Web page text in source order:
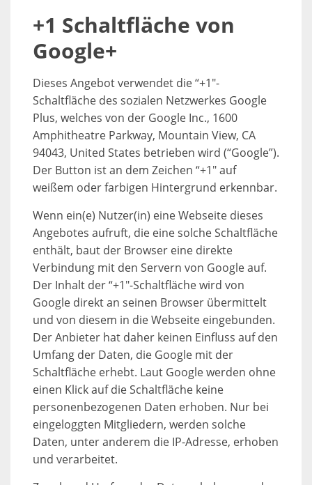
+1 Schaltfläche von
Google+
Dieses Angebot verwendet die “+1″-
Schaltfläche des sozialen Netzwerkes Google
Plus, welches von der Google Inc., 1600
Amphitheatre Parkway, Mountain View, CA
94043, United States betrieben wird (“Google”).
Der Button ist an dem Zeichen “+1″ auf
weißem oder farbigen Hintergrund erkennbar.
Wenn ein(e) Nutzer(in) eine Webseite dieses
Angebotes aufruft, die eine solche Schaltfläche
enthält, baut der Browser eine direkte
Verbindung mit den Servern von Google auf.
Der Inhalt der “+1″-Schaltfläche wird von
Google direkt an seinen Browser übermittelt
und von diesem in die Webseite eingebunden.
Der Anbieter hat daher keinen Einfluss auf den
Umfang der Daten, die Google mit der
Schaltfläche erhebt. Laut Google werden ohne
einen Klick auf die Schaltfläche keine
personenbezogenen Daten erhoben. Nur bei
eingeloggten Mitgliedern, werden solche
Daten, unter anderem die IP-Adresse, erhoben
und verarbeitet.